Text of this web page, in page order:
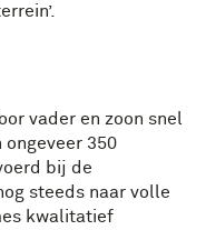
vader en zoon snel
ongeveer 350
bij de
steeds naar volle
kwalitatief